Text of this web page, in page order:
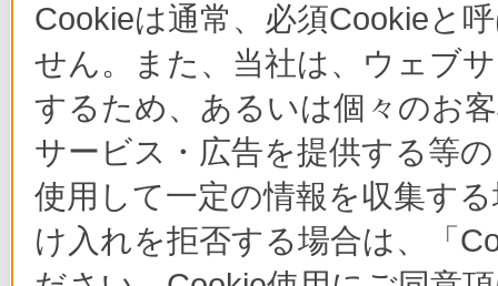
Cookieは通常、必須Cookieと
せん。また、当社は、ウェブ
するため、あるいは個々のお
サービス・広告を提供する等
使用して一定の情報を収集す
け入れを拒否する場合は、「